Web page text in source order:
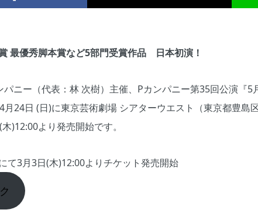
最優秀脚本賞など5部門受賞作品 日本初演！
パニー（代表：林 次樹）主催、Pカンパニー第35回公演『5
月24日 (日)に東京芸術劇場 シアターウエスト（東京都豊島
)12:00より発売開始です。
て3月3日(木)12:00よりチケット発売開始